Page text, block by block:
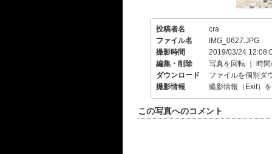
投稿者名
cra
ファイル名
IMG_0627.JPG
撮影時間
2019/03/24
編集・削除
写真を回転
時
ダウンロード
ファイルを個別ダ
撮影情報
撮影情報（Exif）
この写真へのコメント